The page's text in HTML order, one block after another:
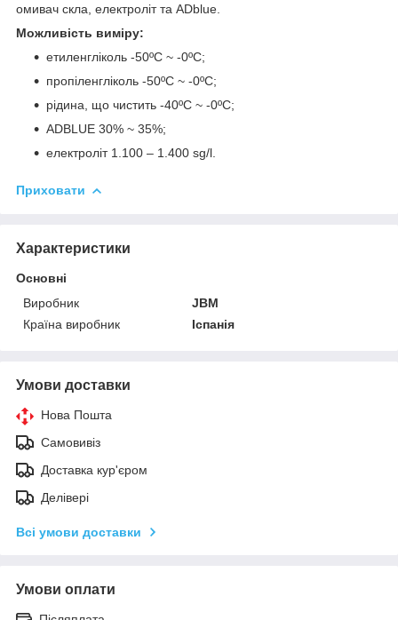
омивач скла, електроліт та ADblue.
Можливість виміру:
етиленгліколь -50ºC ~ -0ºC;
пропіленгліколь -50ºC ~ -0ºC;
рідина, що чистить -40ºC ~ -0ºC;
ADBLUE 30% ~ 35%;
електроліт 1.100 – 1.400 sg/l.
Приховати
Характеристики
Основні
Виробник
JBM
Країна виробник
Іспанія
Умови доставки
Нова Пошта
Самовивіз
Доставка кур'єром
Делівері
Всі умови доставки
Умови оплати